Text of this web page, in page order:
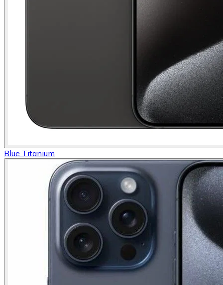
Blue Titanium